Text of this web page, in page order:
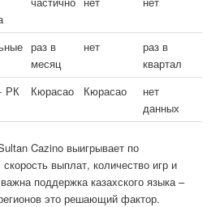
раз в
месяц
нет
раз в
квартал
РК Кюрасао Кюрасао
нет
данных
Cazino выигрывает по
выплат, количество игр и
поддержка казахского языка –
это решающий фактор.